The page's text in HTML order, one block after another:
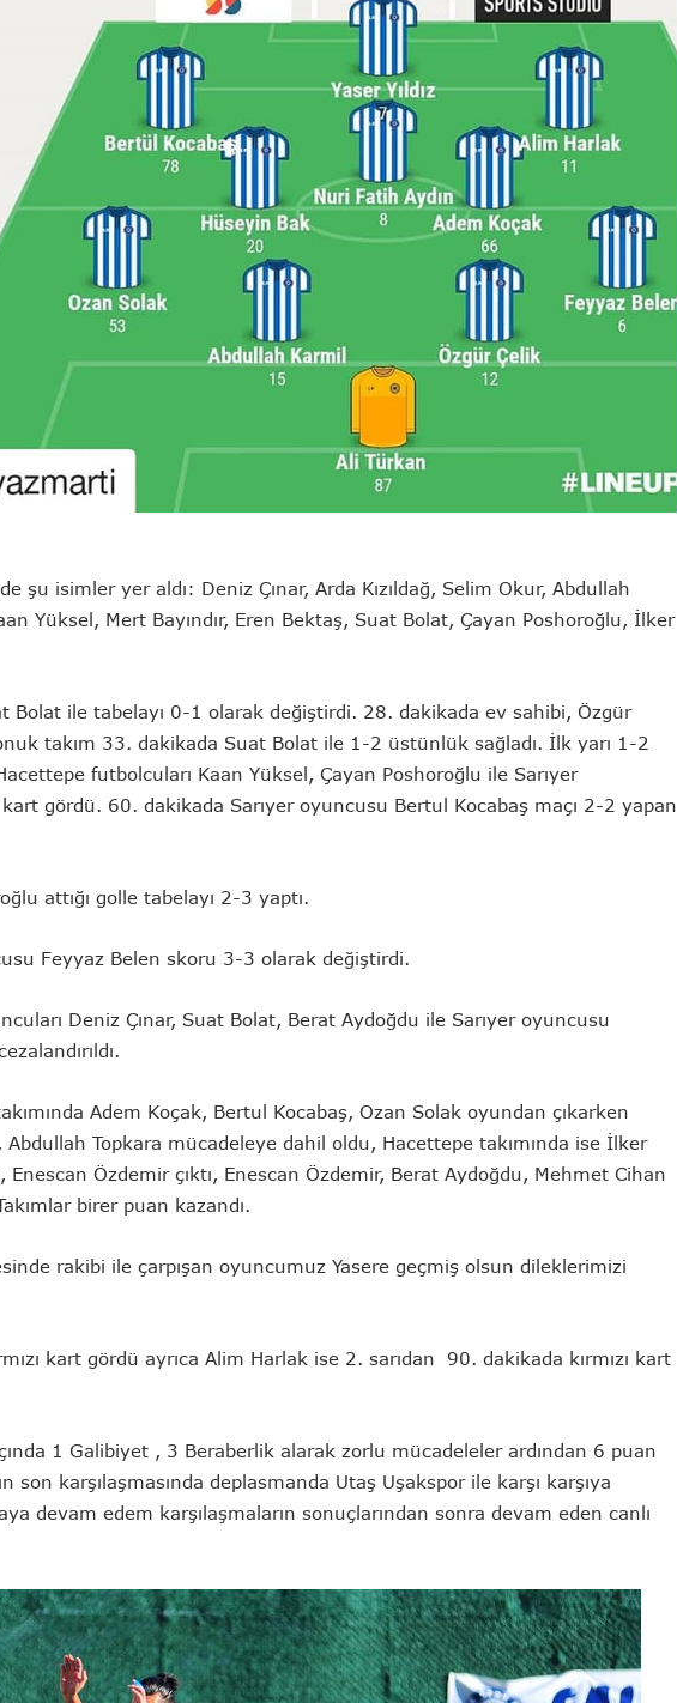
şu isimler yer aldı: Deniz Çınar, Arda Kızıldağ, Selim Okur, Abdullah
Yüksel, Mert Bayındır, Eren Bektaş, Suat Bolat, Çayan Poshoroğlu, İlker
Bolat ile tabelayı 0-1 olarak değiştirdi. 28. dakikada ev sahibi, Özgür
takım 33. dakikada Suat Bolat ile 1-2 üstünlük sağladı. İlk yarı 1-2
futbolcuları Kaan Yüksel, Çayan Poshoroğlu ile Sarıyer
gördü. 60. dakikada Sarıyer oyuncusu Bertul Kocabaş maçı 2-2 yapan
attığı golle tabelayı 2-3 yaptı.
Feyyaz Belen skoru 3-3 olarak değiştirdi.
Deniz Çınar, Suat Bolat, Berat Aydoğdu ile Sarıyer oyuncusu
Adem Koçak, Bertul Kocabaş, Ozan Solak oyundan çıkarken
Abdullah Topkara mücadeleye dahil oldu, Hacettepe takımında ise İlker
Enescan Özdemir çıktı, Enescan Özdemir, Berat Aydoğdu, Mehmet Cihan
birer puan kazandı.
rakibi ile çarpışan oyuncumuz Yasere geçmiş olsun dileklerimizi
kart gördü ayrıca Alim Harlak ise 2. sarıdan 90. dakikada kırmızı kart
1 Galibiyet , 3 Beraberlik alarak zorlu mücadeleler ardından 6 puan
son karşılaşmasında deplasmanda Utaş Uşakspor ile karşı karşıya
devam edem karşılaşmaların sonuçlarından sonra devam eden canlı